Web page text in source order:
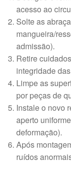
acesso ao
Solte as
mangueira/
admissão).
Retire
integridade
Limpe as
por peças de
Instale o novo
aperto
deformação).
Após
ruídos